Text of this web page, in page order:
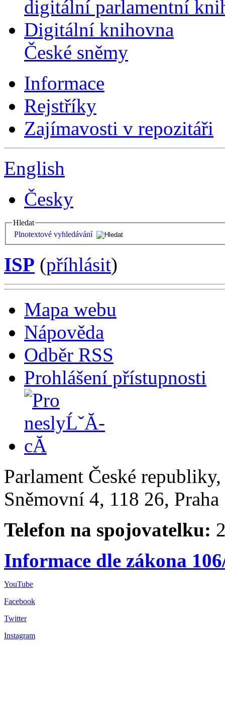
digitální parlamentní
Digitální knihovna
České sněmy
Informace
Rejstříky
Zajímavosti v repozitáři
English
Česky
Hledat
Plnotextové vyhledávání
ISP (příhlásit)
Mapa webu
Nápověda
Odběr RSS
Prohlášení přístupnosti
Parlament České
Sněmovní 4, 118 26,
Telefon na spojovatelku:
Informace dle zákona
YouTube
Facebook
Twitter
Instagram